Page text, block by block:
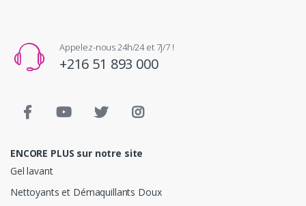
Appelez-nous 24h/24 et 7j/7 !
+216 51 893 000
ENCORE PLUS sur notre site
Gel lavant
Nettoyants et Démaquillants Doux